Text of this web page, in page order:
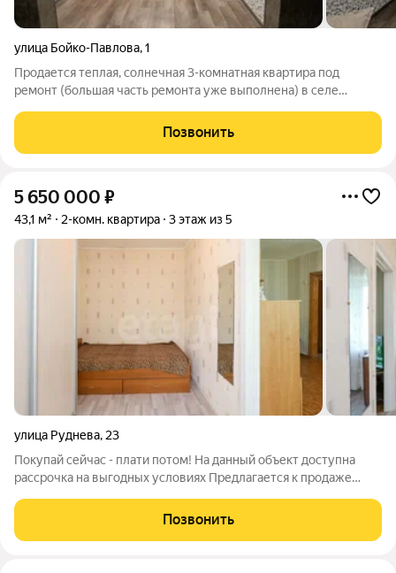
улица Бойко-Павлова,1
Продается теплая, солнечная 3-комнатная квартира под
ремонт (большая часть ремонта уже выполнена) в селе
уточняйте по телефону)!
Позвонить
5 650 000 ₽
43,1 м² 2-комн. квартира 3 этаж из 5
улица Руднева, 23
Покупай сейчас - плати потом! На данный объект доступна
рассрочка на выгодных условиях Предлагается к продаже
этаже пятиэтажного кирпичного дома в районе остановки
Победа в Краснофлотском
Позвонить